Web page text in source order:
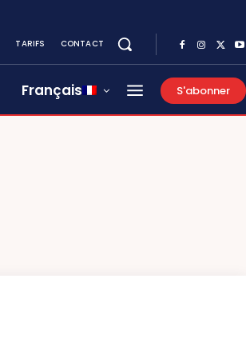
TARIFS CONTACT
Français S'abonner